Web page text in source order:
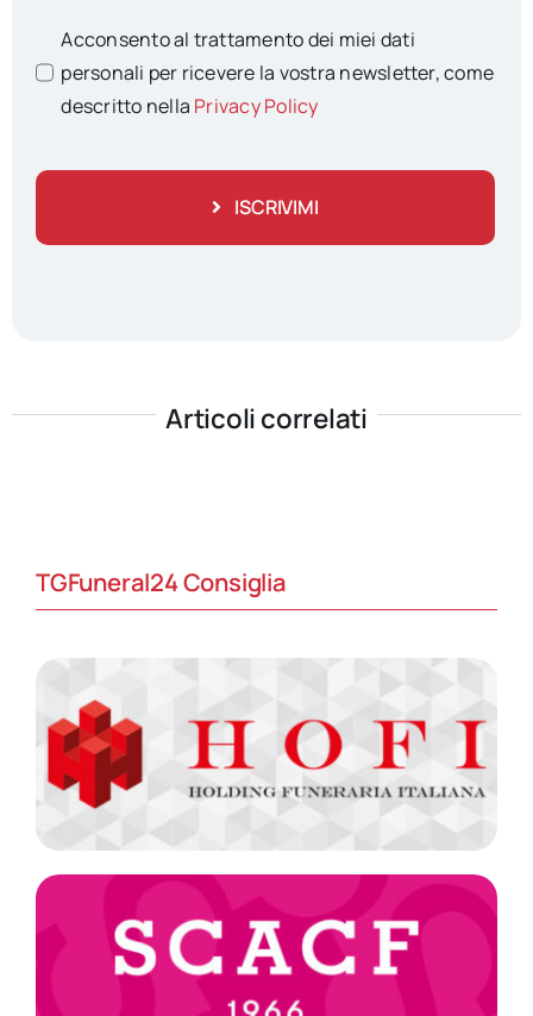
Acconsento al trattamento dei miei dati
personali per ricevere la vostra newsletter, come
descritto nella Privacy Policy
ISCRIVIMI
Articoli correlati
TGFuneral24 Consiglia